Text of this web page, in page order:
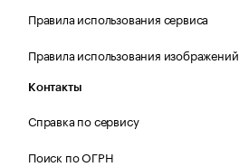
Правила использования сервиса
Правила использования изображений
Контакты
Справка по сервису
Поиск по ОГРН